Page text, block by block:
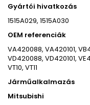
Gyártói hivatkozás
1515A029, 1515A030
OEM referenciák
VA420088, VA420101,
VD420088, VD420101,
VT10, VT11
Járműalkalmazás
Mitsubishi